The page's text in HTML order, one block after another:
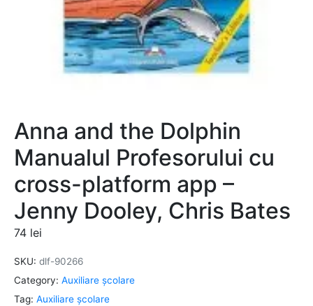
Anna and the Dolphin
Manualul Profesorului cu
cross-platform app –
Jenny Dooley, Chris Bates
74 lei
SKU: dlf-90266
Category: Auxiliare şcolare
Tag: Auxiliare şcolare